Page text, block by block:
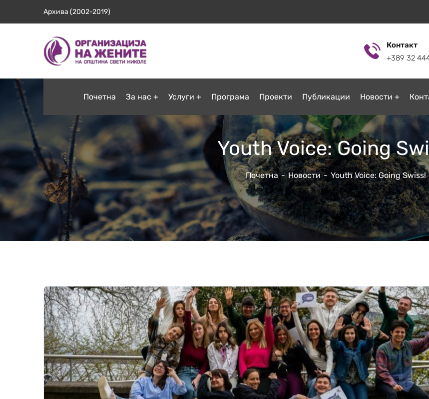
Архива (2002-2019)
Контакт
+389 32
Почетна За нас Услуги Програмa Проекти Публикации Новости
Youth Voice: Going
Почетна Новости Youth Voice: Going Swiss!